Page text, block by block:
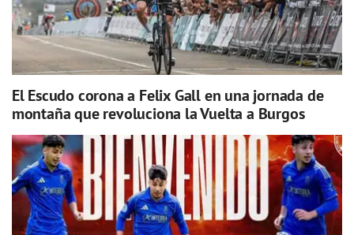
El Escudo corona a Felix Gall en una jornada de
montaña que revoluciona la Vuelta a Burgos